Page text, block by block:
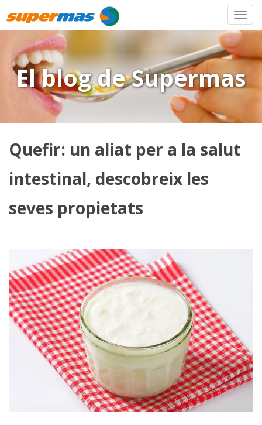
El blog de Supermas
Quefir: un aliat per a la salut
intestinal, descobreix les
seves propietats